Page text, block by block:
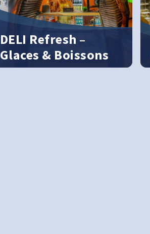
DELI Refresh –
Glaces & Boissons